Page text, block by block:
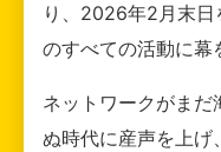
り、2026年2月末日
のすべての活動に幕
ネットワークがま
ぬ時代に産声を上げ